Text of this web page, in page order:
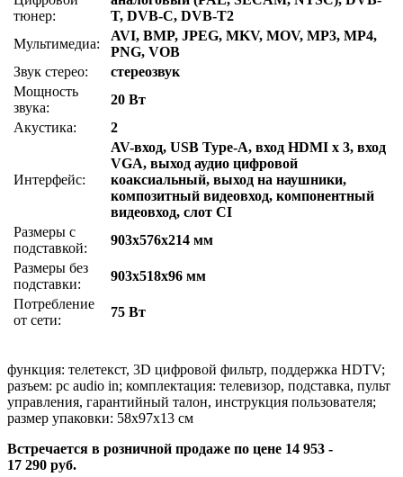
тюнер:
T, DVB-C, DVB-T2
Мультимедиа:
AVI, BMP, JPEG, MKV, MOV, MP3, MP4,
PNG, VOB
Звук стерео:
стереозвук
Мощность
звука:
20 Вт
Акустика:
2
Интерфейс:
AV-вход, USB Type-A, вход HDMI x 3, вход
VGA, выход аудио цифровой
коаксиальный, выход на наушники,
композитный видеовход, компонентный
видеовход, слот CI
Размеры с
подставкой:
903x576x214 мм
Размеры без
подставки:
903x518x96 мм
Потребление
от сети:
75 Вт
функция: телетекст, 3D цифровой фильтр, поддержка HDTV;
разъем: pc audio in; комплектация: телевизор, подставка, пульт
управления, гарантийный талон, инструкция пользователя;
размер упаковки: 58x97x13 см
Встречается в розничной продаже по цене 14 953 -
17 290 руб.